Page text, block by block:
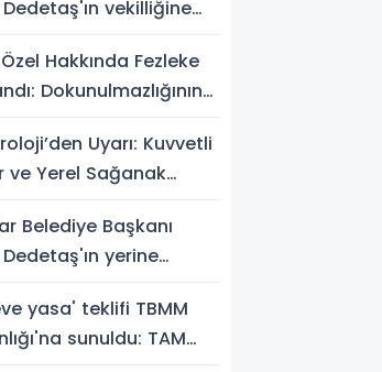
vekilliğine
Hakkında Fezleke
Dokunulmazlığının
Uyarı: Kuvvetli
ve Yerel Sağanak
Belediye Başkanı
yerine
yasa' teklifi TBMM
sunuldu: TAM